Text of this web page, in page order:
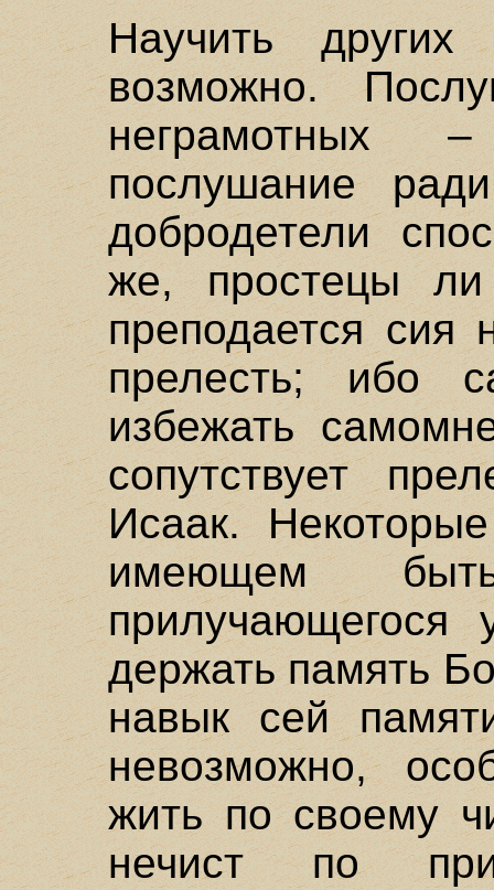
Научить
возможно.
послушание
добродетели
же, простецы
преподается сия
прелесть; ибо
избежать
сопутствует
Исаак.
имеющем
прилучающегося
держать память
навык сей
невозможно,
жить по своему
нечист по